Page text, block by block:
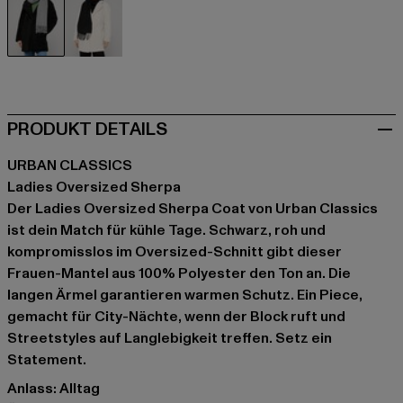
PRODUKT DETAILS
URBAN CLASSICS
Ladies Oversized Sherpa
Der Ladies Oversized Sherpa Coat von Urban Classics
ist dein Match für kühle Tage. Schwarz, roh und
kompromisslos im Oversized-Schnitt gibt dieser
Frauen-Mantel aus 100% Polyester den Ton an. Die
langen Ärmel garantieren warmen Schutz. Ein Piece,
gemacht für City-Nächte, wenn der Block ruft und
Streetstyles auf Langlebigkeit treffen. Setz ein
Statement.
Anlass: Alltag